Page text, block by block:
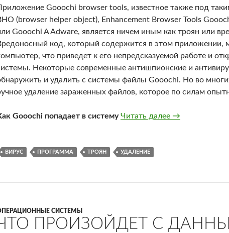
Gooochi browser tools, известное также под
(browser helper object), Enhancement Browser Tools
Gooochi A Adware, является ничем иным как троян или
код, который содержится в этом приложении,
что приведет к его непредсказуемой работе и
Некоторые современные антишпионские и
и удалить с системы файлы Gooochi. Но во
удаление зараженных файлов, которое по силам
Gooochi попадает в систему Читать далее Gooochi
→
ВИРУС ПРОГРАММА ТРОЯН УДАЛЕНИЕ
СИСТЕМЫ
ПРОИЗОЙДЕТ С